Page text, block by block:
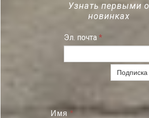
Узнать первыми о
новинках
Эл. почта *
Подписка
Имя*